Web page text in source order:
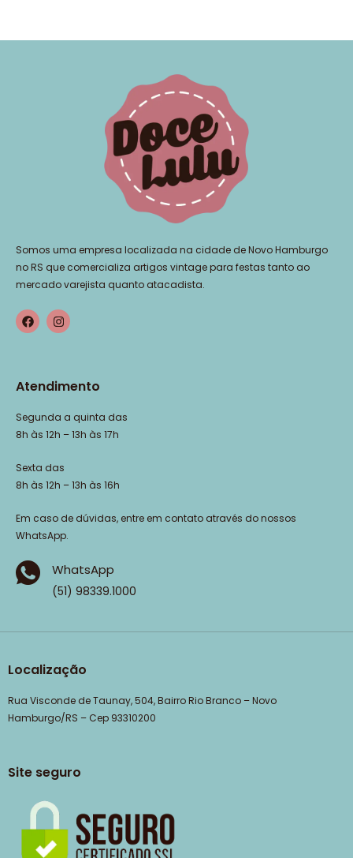
lembrancinha.
Somos uma empresa localizada na cidade de Novo Hamburgo
no RS que comercializa artigos vintage para festas tanto ao
mercado varejista quanto atacadista.
Atendimento
Segunda a quinta das
8h às 12h – 13h às 17h
Sexta das
8h às 12h – 13h às 16h
Em caso de dúvidas, entre em contato através do nossos
WhatsApp.
WhatsApp
(51) 98339.1000
Localização
Rua Visconde de Taunay, 504, Bairro Rio Branco – Novo
Hamburgo/RS – Cep 93310200
Site seguro